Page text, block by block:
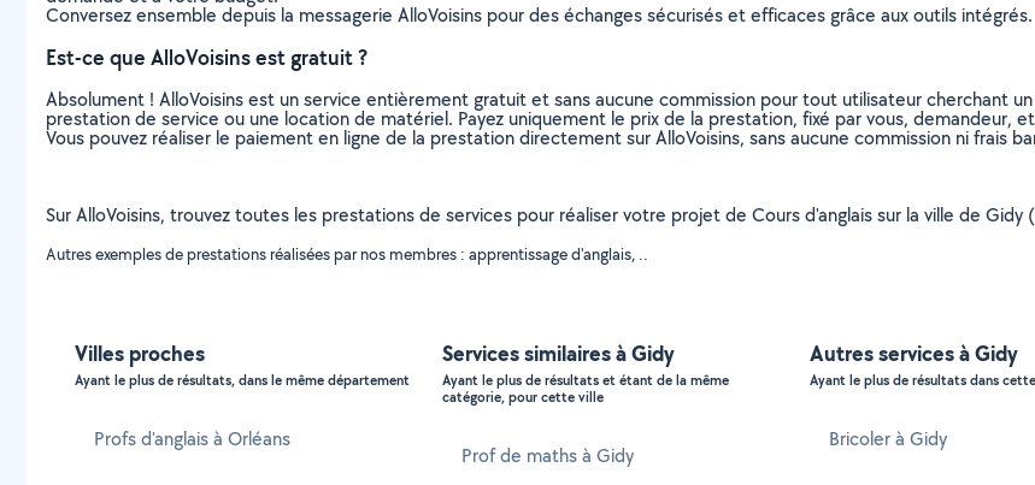
Conversez ensemble depuis la messagerie AlloVoisins pour des échanges sécurisés et efficaces grâce aux outils intégrés.
Est-ce que AlloVoisins est gratuit ?
Absolument ! AlloVoisins est un service entièrement gratuit et sans aucune commission pour tout utilisateur cherchant
prestation de service ou une location de matériel. Payez uniquement le prix de la prestation, fixé par vous, demandeur, et
Vous pouvez réaliser le paiement en ligne de la prestation directement sur AlloVoisins, sans aucune commission ni frais
Sur AlloVoisins, trouvez toutes les prestations de services pour réaliser votre projet de Cours d'anglais sur la ville de Gidy
Autres exemples de prestations réalisées par nos membres : apprentissage d'anglais, ..
Villes proches
Ayant le plus de résultats, dans le même département
Profs d'anglais à Orléans
Services similaires à Gidy
Ayant le plus de résultats et étant de la même
catégorie, pour cette ville
Prof de maths à Gidy
Autres services à Gidy
Ayant le plus de résultats dans
Bricoler à Gidy